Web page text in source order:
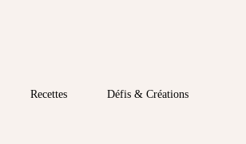
Recettes Défis & Créations